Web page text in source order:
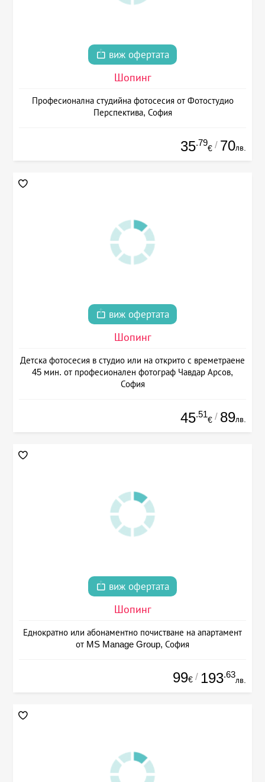
виж офертата
Шопинг
Професионална студийна фотосесия от Фотостудио
Перспектива, София
35.79
€ / 70лв.
виж офертата
Шопинг
Детска фотосесия в студио или на открито с времетраене
45 мин. от професионален фотограф Чавдар Арсов,
София
45.51
€ / 89лв.
виж офертата
Шопинг
Еднократно или абонаментно почистване на апартамент
от MS Manage Group, София
99€ / 193.63
лв.